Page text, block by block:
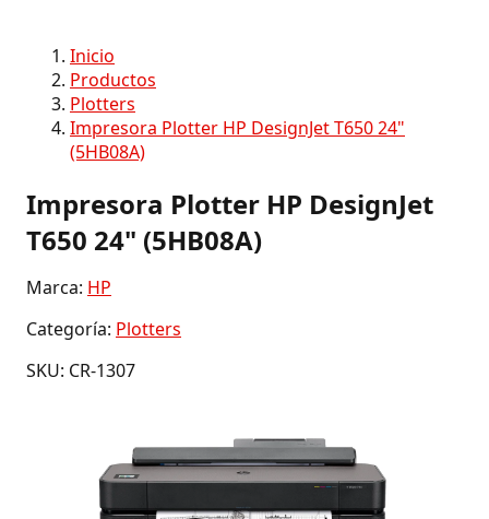
Inicio
Productos
Plotters
Impresora Plotter HP DesignJet T650 24"
(5HB08A)
Impresora Plotter HP DesignJet
T650 24" (5HB08A)
Marca: HP
Categoría: Plotters
SKU: CR-1307